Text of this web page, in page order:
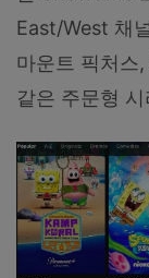
East/West 채
마운트 픽처
같은 주문형